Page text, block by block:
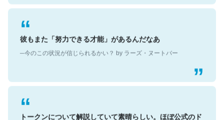
彼もまた「努力できる才能」があるんだなあ
─今のこの状況が信じられるかい？ by ラーズ・ヌートバー
トークンについて解説していて素晴らしい。ほぼ公式のド